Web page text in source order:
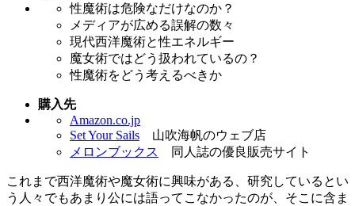
性魔術は危険なだけなのか？
メディアが広める誤解の数々
現代西洋魔術と性エネルギー
魔女術ではどう扱われているの？
性魔術をどう考えるべきか
購入先
Amazon.co.jp
Set Your Sails 山吹海帆のウェブ店
メロンブックス
同人誌の優良販売サイト
これまで西洋魔術や魔女術に興味がある、研究しているとい
う人々でもあまり公には語ってこなかったのが、そこに含ま